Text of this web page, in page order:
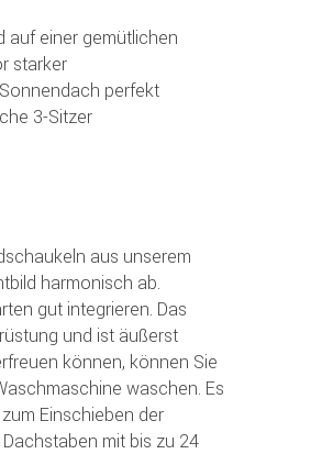
auf einer gemütlichen
starker
perfekt
3-Sitzer
aus unserem
harmonisch ab.
gut integrieren. Das
und ist äußerst
können, können Sie
waschen. Es
Einschieben der
mit bis zu 24